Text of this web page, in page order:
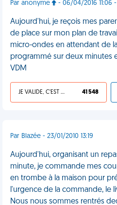
Par anonyme - 06/04/2016 11:06
Aujourd'hui, je reçois mes
de place sur mon plan de
micro-ondes en attendant de
programmé sur deux minutes
VDM
JE VALIDE, C'EST UNE VDM 41 548
Par Blazée - 23/01/2010 13:19
Aujourd'hui, organisant un
minute, je commande mes
en trombe à la maison pour
l'urgence de la commande, le
Nous nous sommes rentrés